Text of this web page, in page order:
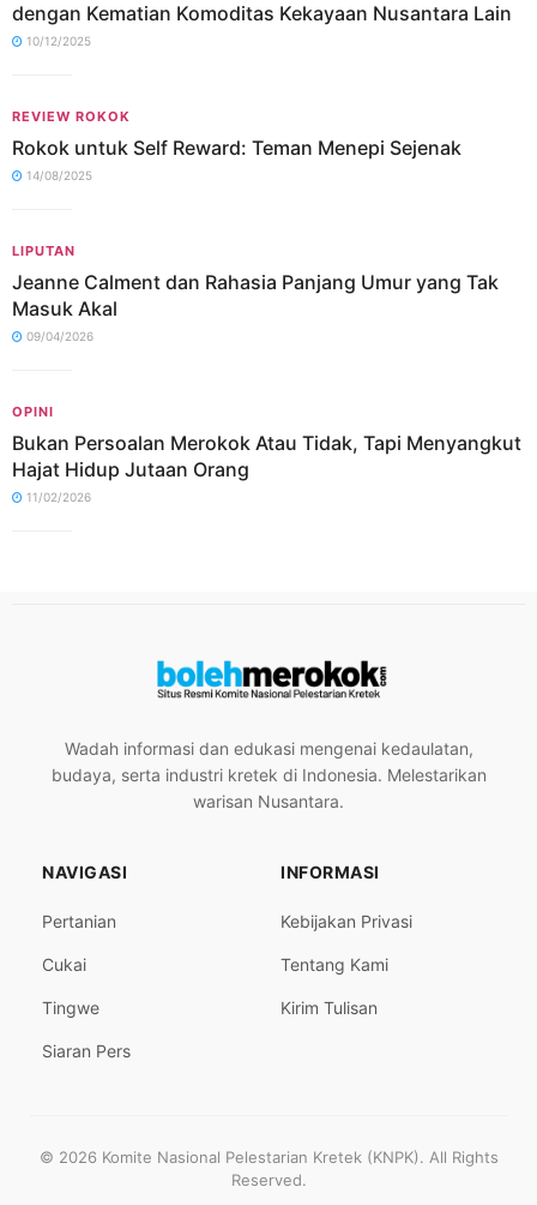
dengan Kematian Komoditas Kekayaan Nusantara Lain
10/12/2025
REVIEW ROKOK
Rokok untuk Self Reward: Teman Menepi Sejenak
14/08/2025
LIPUTAN
Jeanne Calment dan Rahasia Panjang Umur yang Tak
Masuk Akal
09/04/2026
OPINI
Bukan Persoalan Merokok Atau Tidak, Tapi Menyangkut
Hajat Hidup Jutaan Orang
11/02/2026
Wadah informasi dan edukasi mengenai kedaulatan,
budaya, serta industri kretek di Indonesia. Melestarikan
warisan Nusantara.
NAVIGASI
Pertanian
Cukai
Tingwe
Siaran Pers
INFORMASI
Kebijakan Privasi
Tentang Kami
Kirim Tulisan
© 2026 Komite Nasional Pelestarian Kretek (KNPK). All Rights
Reserved.